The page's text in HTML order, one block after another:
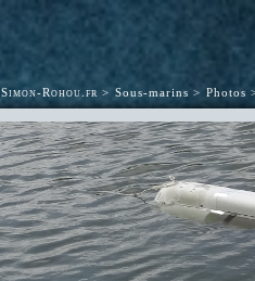
Simon-Rohou.fr Sous-marins Photos